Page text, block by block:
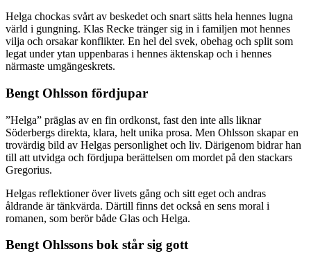
Helga chockas svårt av beskedet och snart sätts hela hennes lugna
värld i gungning. Klas Recke tränger sig in i familjen mot hennes
vilja och orsakar konflikter. En hel del svek, obehag och split som
legat under ytan uppenbaras i hennes äktenskap och i hennes
närmaste umgängeskrets.
Bengt Ohlsson fördjupar
”Helga” präglas av en fin ordkonst, fast den inte alls liknar
Söderbergs direkta, klara, helt unika prosa. Men Ohlsson skapar en
trovärdig bild av Helgas personlighet och liv. Därigenom bidrar han
till att utvidga och fördjupa berättelsen om mordet på den stackars
Gregorius.
Helgas reflektioner över livets gång och sitt eget och andras
åldrande är tänkvärda. Därtill finns det också en sens moral i
romanen, som berör både Glas och Helga.
Bengt Ohlssons bok står sig gott